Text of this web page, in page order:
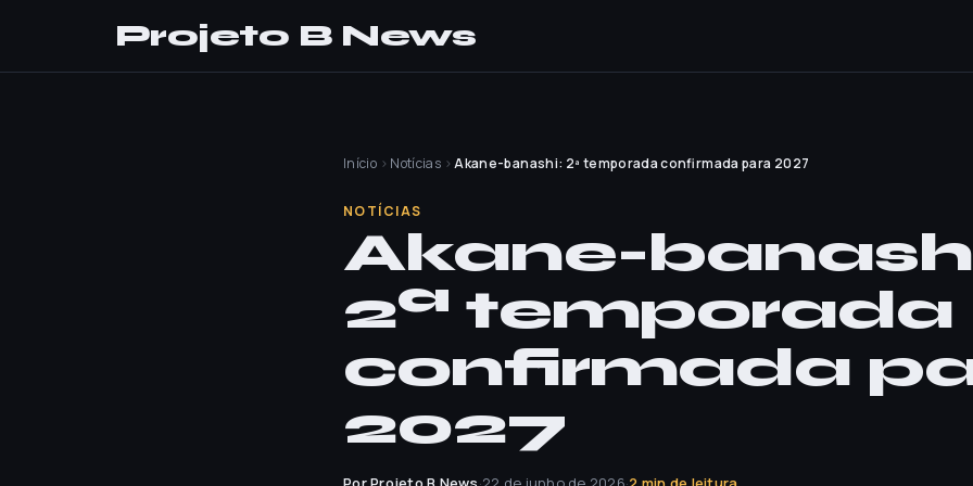
Projeto B News
Início › Notícias › Akane-banashi: 2ª temporada confirmada para 2027
NOTÍCIAS
Akane-
2ª temporada
confirmada
2027